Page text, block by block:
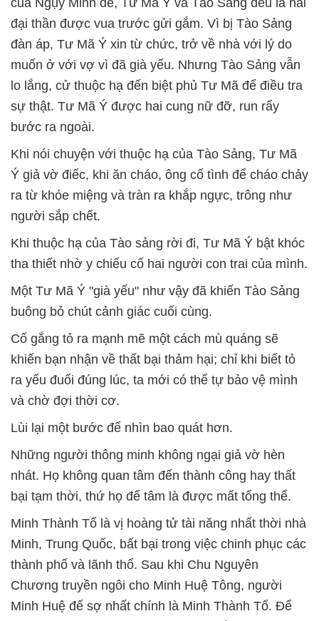
đại thần được vua trước gửi gắm. Vì bị Tào Sảng
đàn áp, Tư Mã Ý xin từ chức, trở về nhà với lý do
muốn ở với vợ vì đã già yếu. Nhưng Tào Sảng vẫn
lo lắng, cử thuộc hạ đến biệt phủ Tư Mã để điều tra
sự thật. Tư Mã Ý được hai cung nữ đỡ, run rẩy
bước ra ngoài.
Khi nói chuyện với thuộc hạ của Tào Sảng, Tư Mã
Ý giả vờ điếc, khi ăn cháo, ông cố tình để cháo chảy
ra từ khóe miệng và tràn ra khắp ngực, trông như
người sắp chết.
Khi thuộc hạ của Tào sảng rời đi, Tư Mã Ý bật khóc
tha thiết nhờ y chiếu cố hai người con trai của mình.
Một Tư Mã Ý "già yếu" như vậy đã khiến Tào Sảng
buông bỏ chút cảnh giác cuối cùng.
Cố gắng tỏ ra mạnh mẽ một cách mù quáng sẽ
khiến bạn nhận về thất bại thảm hại; chỉ khi biết tỏ
ra yếu đuối đúng lúc, ta mới có thể tự bảo vệ mình
và chờ đợi thời cơ.
Lùi lại một bước để nhìn bao quát hơn.
Những người thông minh không ngại giả vờ hèn
nhát. Họ không quan tâm đến thành công hay thất
bại tạm thời, thứ họ để tâm là được mất tổng thể.
Minh Thành Tổ là vị hoàng tử tài năng nhất thời nhà
Minh, Trung Quốc, bất bại trong việc chinh phục các
thành phố và lãnh thổ. Sau khi Chu Nguyên
Chương truyền ngôi cho Minh Huệ Tông, người
Minh Huệ đế sợ nhất chính là Minh Thành Tổ. Để